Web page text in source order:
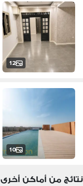
12
10
نتائج من أماكن أخرى